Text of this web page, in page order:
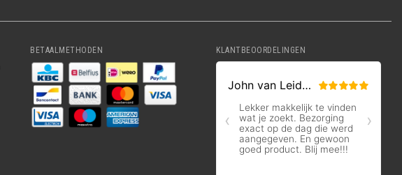
BETAALMETHODEN KLANTBEOORDELINGEN